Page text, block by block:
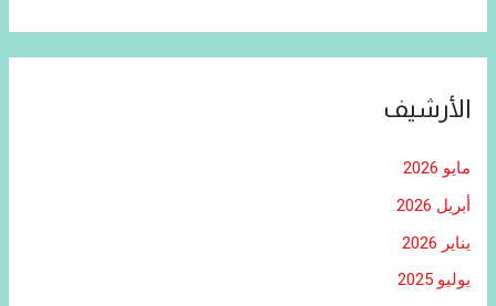
الأرشيف
مايو 2026
أبريل 2026
يناير 2026
يوليو 2025